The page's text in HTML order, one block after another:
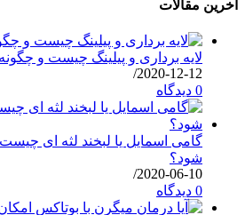
آخرین مقالات
لایه برداری و پیلینگ چیست و
2020-12-12
/
0 دیدگاه
گامی اسمایل یا لبخند لثه ای
شود؟
2020-06-10
/
0 دیدگاه